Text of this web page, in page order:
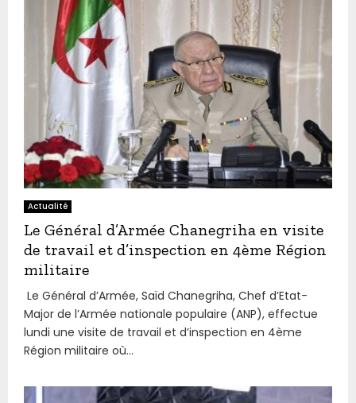
Actualité
Le Général d’Armée Chanegriha en visite
de travail et d’inspection en 4ème Région
militaire
Le Général d’Armée, Saïd Chanegriha, Chef d’Etat-
Major de l’Armée nationale populaire (ANP), effectue
lundi une visite de travail et d’inspection en 4ème
Région militaire où...